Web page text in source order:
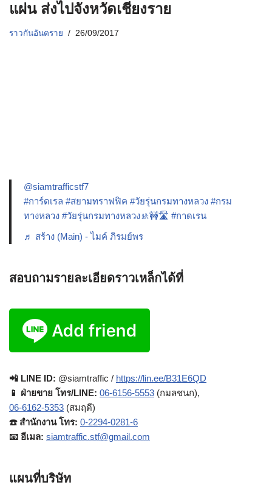
แผ่น ส่งไปจังหวัดเชียงราย
ราวกันอันตราย 26/09/2017
@siamtrafficstf7
#การ์ดเรล #สยามทราฟฟิค #วัยรุ่นกรมทางหลวง #กรม
ทางหลวง #วัยรุ่นกรมทางหลวง🚸🚧🛣️ #กาดเรน
♬ สร้าง (Main) - ไมค์ ภิรมย์พร
สอบถามรายละเอียดราวเหล็กได้ที่
📲 LINE ID: @siamtraffic / https://lin.ee/B31E6QD
📱 ฝ่ายขาย โทร/LINE: 06-6156-5553 (กมลชนก),
06-6162-5353 (สมฤดี)
☎️ สำนักงาน โทร: 0-2294-0281-6
📧 อีเมล: siamtraffic.stf@gmail.com
แผนที่บริษัท